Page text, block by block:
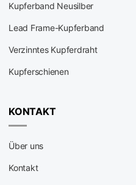
Kupferband Neusilber
Lead Frame-Kupferband
Verzinntes Kupferdraht
Kupferschienen
KONTAKT
Über uns
Kontakt